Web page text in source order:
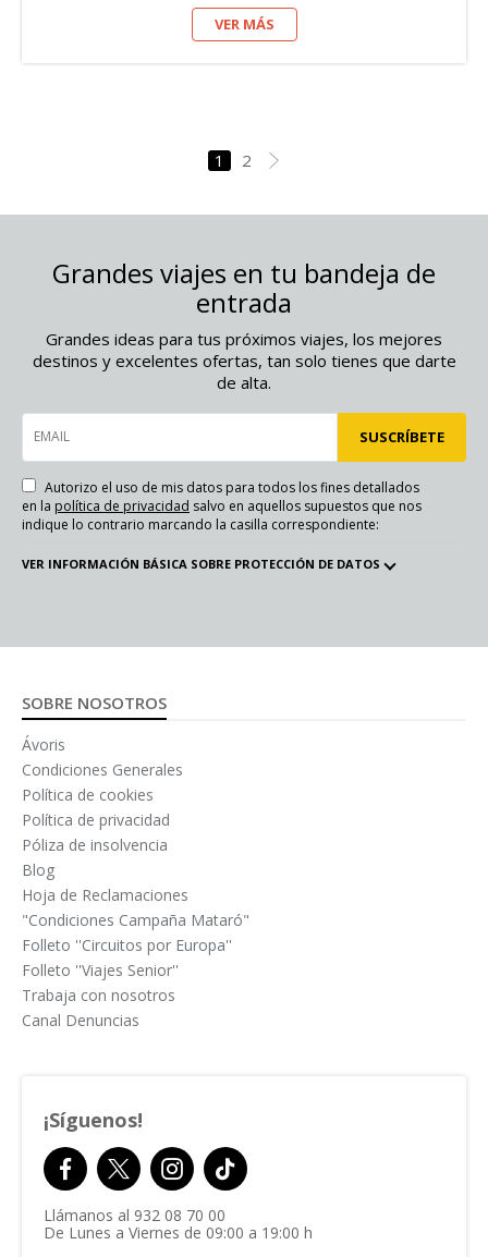
VER MÁS
1 2
Grandes viajes en tu bandeja de
entrada
Grandes ideas para tus próximos viajes, los mejores
destinos y excelentes ofertas, tan solo tienes que darte
de alta.
EMAIL SUSCRÍBETE
Autorizo el uso de mis datos para todos los fines detallados
en la política de privacidad salvo en aquellos supuestos que nos
indique lo contrario marcando la casilla correspondiente:
VER INFORMACIÓN BÁSICA SOBRE PROTECCIÓN DE DATOS
SOBRE NOSOTROS
Ávoris
Condiciones Generales
Política de cookies
Política de privacidad
Póliza de insolvencia
Blog
Hoja de Reclamaciones
"Condiciones Campaña Mataró"
Folleto ''Circuitos por Europa''
Folleto ''Viajes Senior''
Trabaja con nosotros
Canal Denuncias
¡Síguenos!
Llámanos al 932 08 70 00
De Lunes a Viernes de 09:00 a 19:00 h